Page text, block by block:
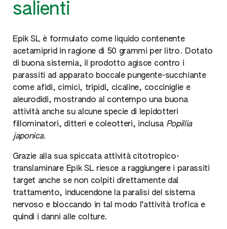
salienti
Epik SL è formulato come liquido contenente
acetamiprid in ragione di 50 grammi per litro. Dotato
di buona sistemia, il prodotto agisce contro i
parassiti ad apparato boccale pungente-succhiante
come afidi, cimici, tripidi, cicaline, cocciniglie e
aleurodidi, mostrando al contempo una buona
attività anche su alcune specie di lepidotteri
fillominatori, ditteri e coleotteri, inclusa Popillia
japonica.
Grazie alla sua spiccata attività citotropico-
translaminare Epik SL riesce a raggiungere i parassiti
target anche se non colpiti direttamente dal
trattamento, inducendone la paralisi del sistema
nervoso e bloccando in tal modo l’attività trofica e
quindi i danni alle colture.